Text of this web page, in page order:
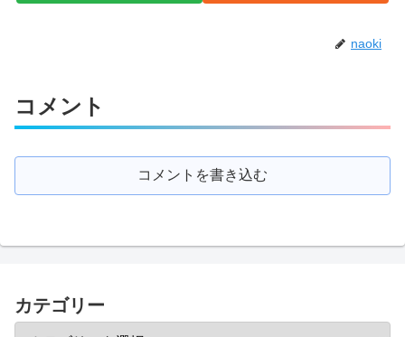
naoki
コメント
コメントを書き込む
カテゴリー